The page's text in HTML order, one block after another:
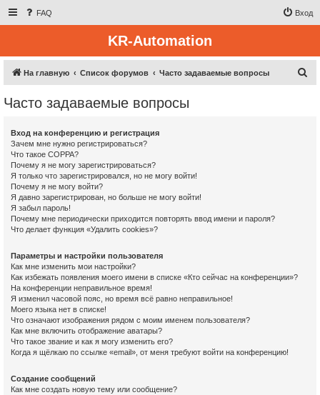
FAQ Вход
KR-Automation
На главную Список форумов Часто задаваемые вопросы
Часто задаваемые вопросы
Вход на конференцию и регистрация
Зачем мне нужно регистрироваться?
Что такое COPPA?
Почему я не могу зарегистрироваться?
Я только что зарегистрировался, но не могу войти!
Почему я не могу войти?
Я давно зарегистрирован, но больше не могу войти!
Я забыл пароль!
Почему мне периодически приходится повторять ввод имени и пароля?
Что делает функция «Удалить cookies»?
Параметры и настройки пользователя
Как мне изменить мои настройки?
Как избежать появления моего имени в списке «Кто сейчас на конференции»?
На конференции неправильное время!
Я изменил часовой пояс, но время всё равно неправильное!
Моего языка нет в списке!
Что означают изображения рядом с моим именем пользователя?
Как мне включить отображение аватары?
Что такое звание и как я могу изменить его?
Когда я щёлкаю по ссылке «email», от меня требуют войти на конференцию!
Создание сообщений
Как мне создать новую тему или сообщение?